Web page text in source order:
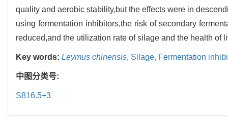
quality and aerobic stability,but the effects were in
using fermentation inhibitors,the risk of secondary
reduced,and the utilization rate of silage and the health of
Key words: Leymus chinensis, Silage, Fermentation
中图分类号:
S816.5+3